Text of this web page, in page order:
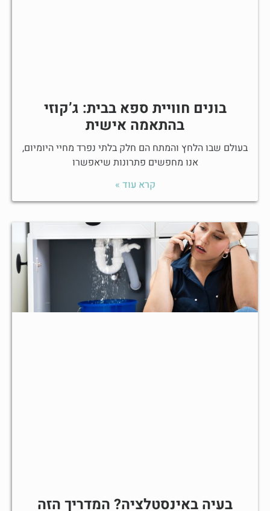
בונים חוויית ספא בבית: ג’קוזי
בהתאמה אישית
בעולם שבו הלחץ והמתח הם חלק בלתי נפרד מחיי היומיום,
אנו מחפשים פתרונות שיאפשרו
קרא עוד »
בעיה באינסטלציה? המדריך הזה